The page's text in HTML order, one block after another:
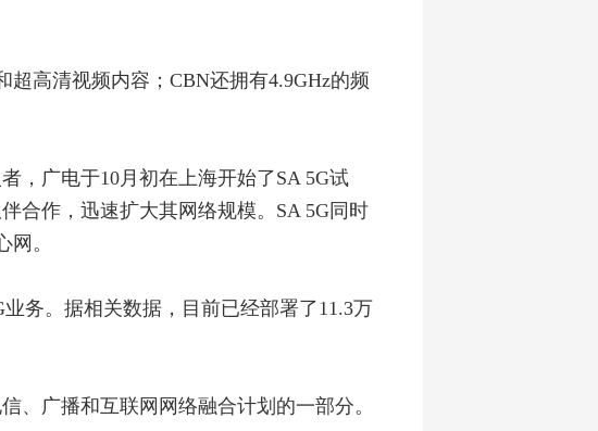
超高清视频内容；CBN还拥有4.9GHz的频
，广电于10月初在上海开始了SA 5G试
合作，迅速扩大其网络规模。 SA 5G 同时
网。
业务。据相关数据，目前已经部署了11.3万
、广播和互联网网络融合计划的一部分。